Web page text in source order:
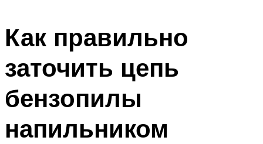
Как правильно
заточить цепь
бензопилы
напильником